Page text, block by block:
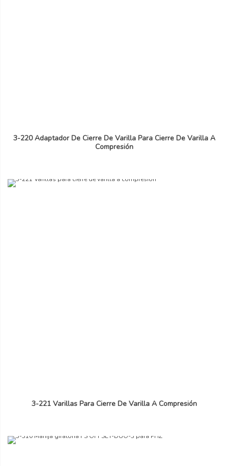
3-220 Adaptador De Cierre De Varilla Para Cierre De Varilla A
Compresión
3-221 Varillas Para Cierre De Varilla A Compresión